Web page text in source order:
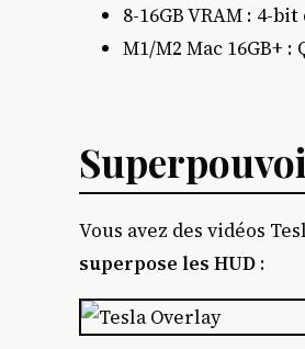
8-16GB VRAM : 4-
M1/M2 Mac 16GB+ :
Vous avez des vidéos
superpose les HUD :